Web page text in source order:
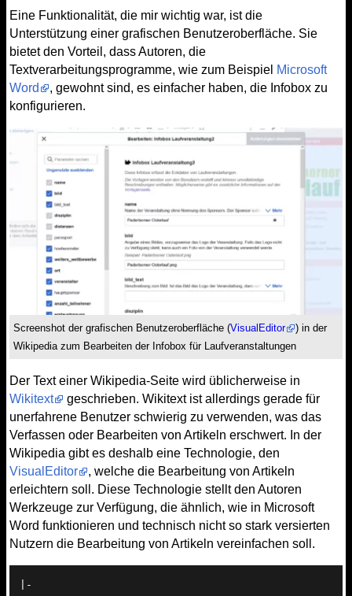
Eine Funktionalität, die mir wichtig war, ist die
Unterstützung einer grafischen Benutzeroberfläche. Sie
bietet den Vorteil, dass Autoren, die
Textverarbeitungsprogramme, wie zum Beispiel Microsoft
Word
, gewohnt sind, es einfacher haben, die Infobox zu
konfigurieren.
Screenshot der grafischen Benutzeroberfläche (VisualEditor
) in der
Wikipedia zum Bearbeiten der Infobox für Laufveranstaltungen
Der Text einer Wikipedia-Seite wird üblicherweise in
Wikitext
geschrieben. Wikitext ist allerdings gerade für
unerfahrene Benutzer schwierig zu verwenden, was das
Verfassen oder Bearbeiten von Artikeln erschwert. In der
Wikipedia gibt es deshalb eine Technologie, den
VisualEditor
, welche die Bearbeitung von Artikeln
erleichtern soll. Diese Technologie stellt den Autoren
Werkzeuge zur Verfügung, die ähnlich, wie in Microsoft
Word funktionieren und technisch nicht so stark versierten
Nutzern die Bearbeitung von Artikeln vereinfachen soll.
|-